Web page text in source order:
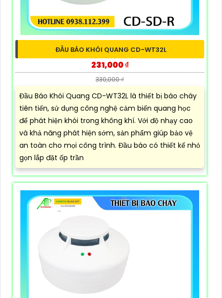
ĐẦU BÁO KHÓI QUANG CD-WT32L
231,000 ₫
330,000 ₫
Đầu Báo Khói Quang CD-WT32L là thiết bị báo cháy
tiên tiến, sử dụng công nghệ cảm biến quang học
để phát hiện khói trong không khí. Với độ nhạy cao
và khả năng phát hiện sớm, sản phẩm giúp bảo vệ
an toàn cho mọi công trình. Đầu báo có thiết kế nhỏ
gọn lắp đặt ốp trần